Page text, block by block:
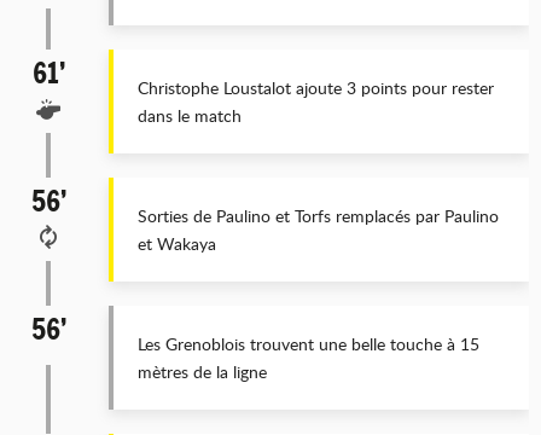
61’
Christophe Loustalot ajoute 3 points pour rester
dans le match
56’
Sorties de Paulino et Torfs remplacés par Paulino
et Wakaya
56’
Les Grenoblois trouvent une belle touche à 15
mètres de la ligne